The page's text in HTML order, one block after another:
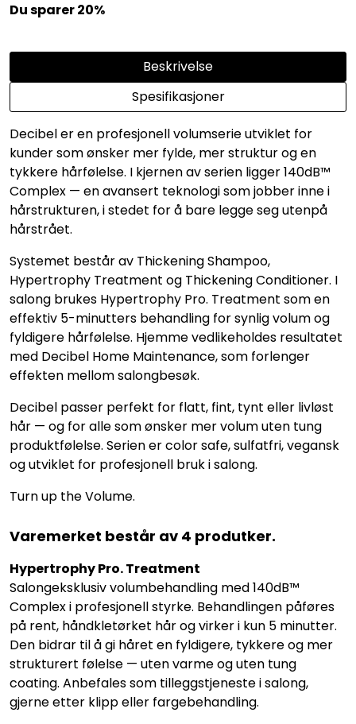
Du sparer 20%
Beskrivelse
Spesifikasjoner
Decibel er en profesjonell volumserie utviklet for
kunder som ønsker mer fylde, mer struktur og en
tykkere hårfølelse. I kjernen av serien ligger 140dB™
Complex — en avansert teknologi som jobber inne i
hårstrukturen, i stedet for å bare legge seg utenpå
hårstrået.
Systemet består av Thickening Shampoo,
Hypertrophy Treatment og Thickening Conditioner. I
salong brukes Hypertrophy Pro. Treatment som en
effektiv 5-minutters behandling for synlig volum og
fyldigere hårfølelse. Hjemme vedlikeholdes resultatet
med Decibel Home Maintenance, som forlenger
effekten mellom salongbesøk.
Decibel passer perfekt for flatt, fint, tynt eller livløst
hår — og for alle som ønsker mer volum uten tung
produktfølelse. Serien er color safe, sulfatfri, vegansk
og utviklet for profesjonell bruk i salong.
Turn up the Volume.
Varemerket består av 4 produtker.
Hypertrophy Pro. Treatment
Salongeksklusiv volumbehandling med 140dB™
Complex i profesjonell styrke. Behandlingen påføres
på rent, håndkletørket hår og virker i kun 5 minutter.
Den bidrar til å gi håret en fyldigere, tykkere og mer
strukturert følelse — uten varme og uten tung
coating. Anbefales som tilleggstjeneste i salong,
gjerne etter klipp eller fargebehandling.